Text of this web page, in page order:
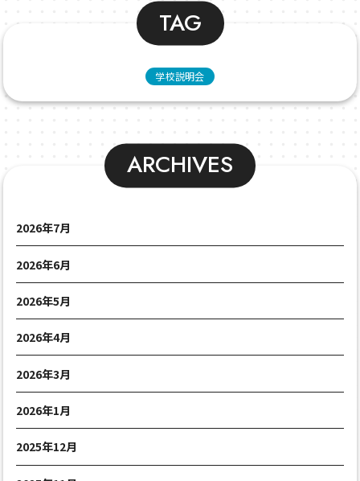
TAG
学校説明会
ARCHIVES
2026年7月
2026年6月
2026年5月
2026年4月
2026年3月
2026年1月
2025年12月